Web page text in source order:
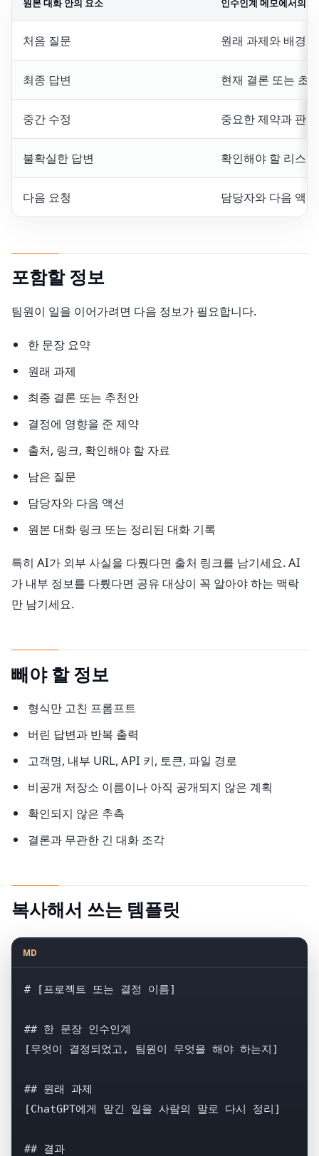
원본 대화 안의 요소 인수인계 메모에서의
처음 질문 원래 과제와 배경
최종 답변 현재 결론 또는 초
중간 수정 중요한 제약과 판
불확실한 답변 확인해야 할 리스크
다음 요청 담당자와 다음 액션
포함할 정보
팀원이 일을 이어가려면 다음 정보가 필요합니다.
한 문장 요약
원래 과제
최종 결론 또는 추천안
결정에 영향을 준 제약
출처, 링크, 확인해야 할 자료
남은 질문
담당자와 다음 액션
원본 대화 링크 또는 정리된 대화 기록
특히 AI가 외부 사실을 다뤘다면 출처 링크를 남기세요. AI
가 내부 정보를 다뤘다면 공유 대상이 꼭 알아야 하는 맥락
만 남기세요.
빼야 할 정보
형식만 고친 프롬프트
버린 답변과 반복 출력
고객명, 내부 URL, API 키, 토큰, 파일 경로
비공개 저장소 이름이나 아직 공개되지 않은 계획
확인되지 않은 추측
결론과 무관한 긴 대화 조각
복사해서 쓰는 템플릿
MD
# [프로젝트 또는 결정 이름]
## 한 문장 인수인계
[무엇이 결정되었고, 팀원이 무엇을 해야 하는지]
## 원래 과제
[ChatGPT에게 맡긴 일을 사람의 말로 다시 정리]
## 결과